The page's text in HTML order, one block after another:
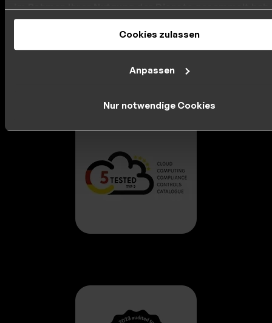
im Rahmen Ihrer Nutzung der Dienste gesammelt
Ihre Cookie-Einstellungen können Sie jederzeit in
Datenschutzerklärungändern.
Cookies zulassen
Anpassen
Nur notwendige Cookies
DRACOON - Nachweisbar sicher
DRACOON setzt neue Maßstäbe in der Cybersicherheit
und wurde mit den renommiertesten Auszeichnungen
Deutschlands für höchste Sicherheitsstandards
gewürdigt.